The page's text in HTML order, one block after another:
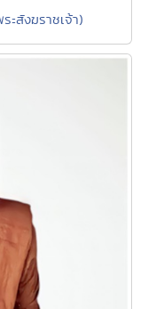
ะสังฆราชเจ้า)